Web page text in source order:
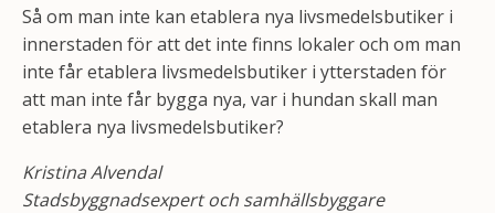
Så om man inte kan etablera nya livsmedelsbutiker i
innerstaden för att det inte finns lokaler och om man
inte får etablera livsmedelsbutiker i ytterstaden för
att man inte får bygga nya, var i hundan skall man
etablera nya livsmedelsbutiker?
Kristina Alvendal
Stadsbyggnadsexpert och samhällsbyggare